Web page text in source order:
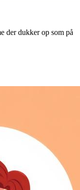
der dukker op som på